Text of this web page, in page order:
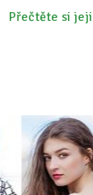
Přečtěte si